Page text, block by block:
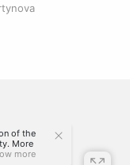
of the
More
more